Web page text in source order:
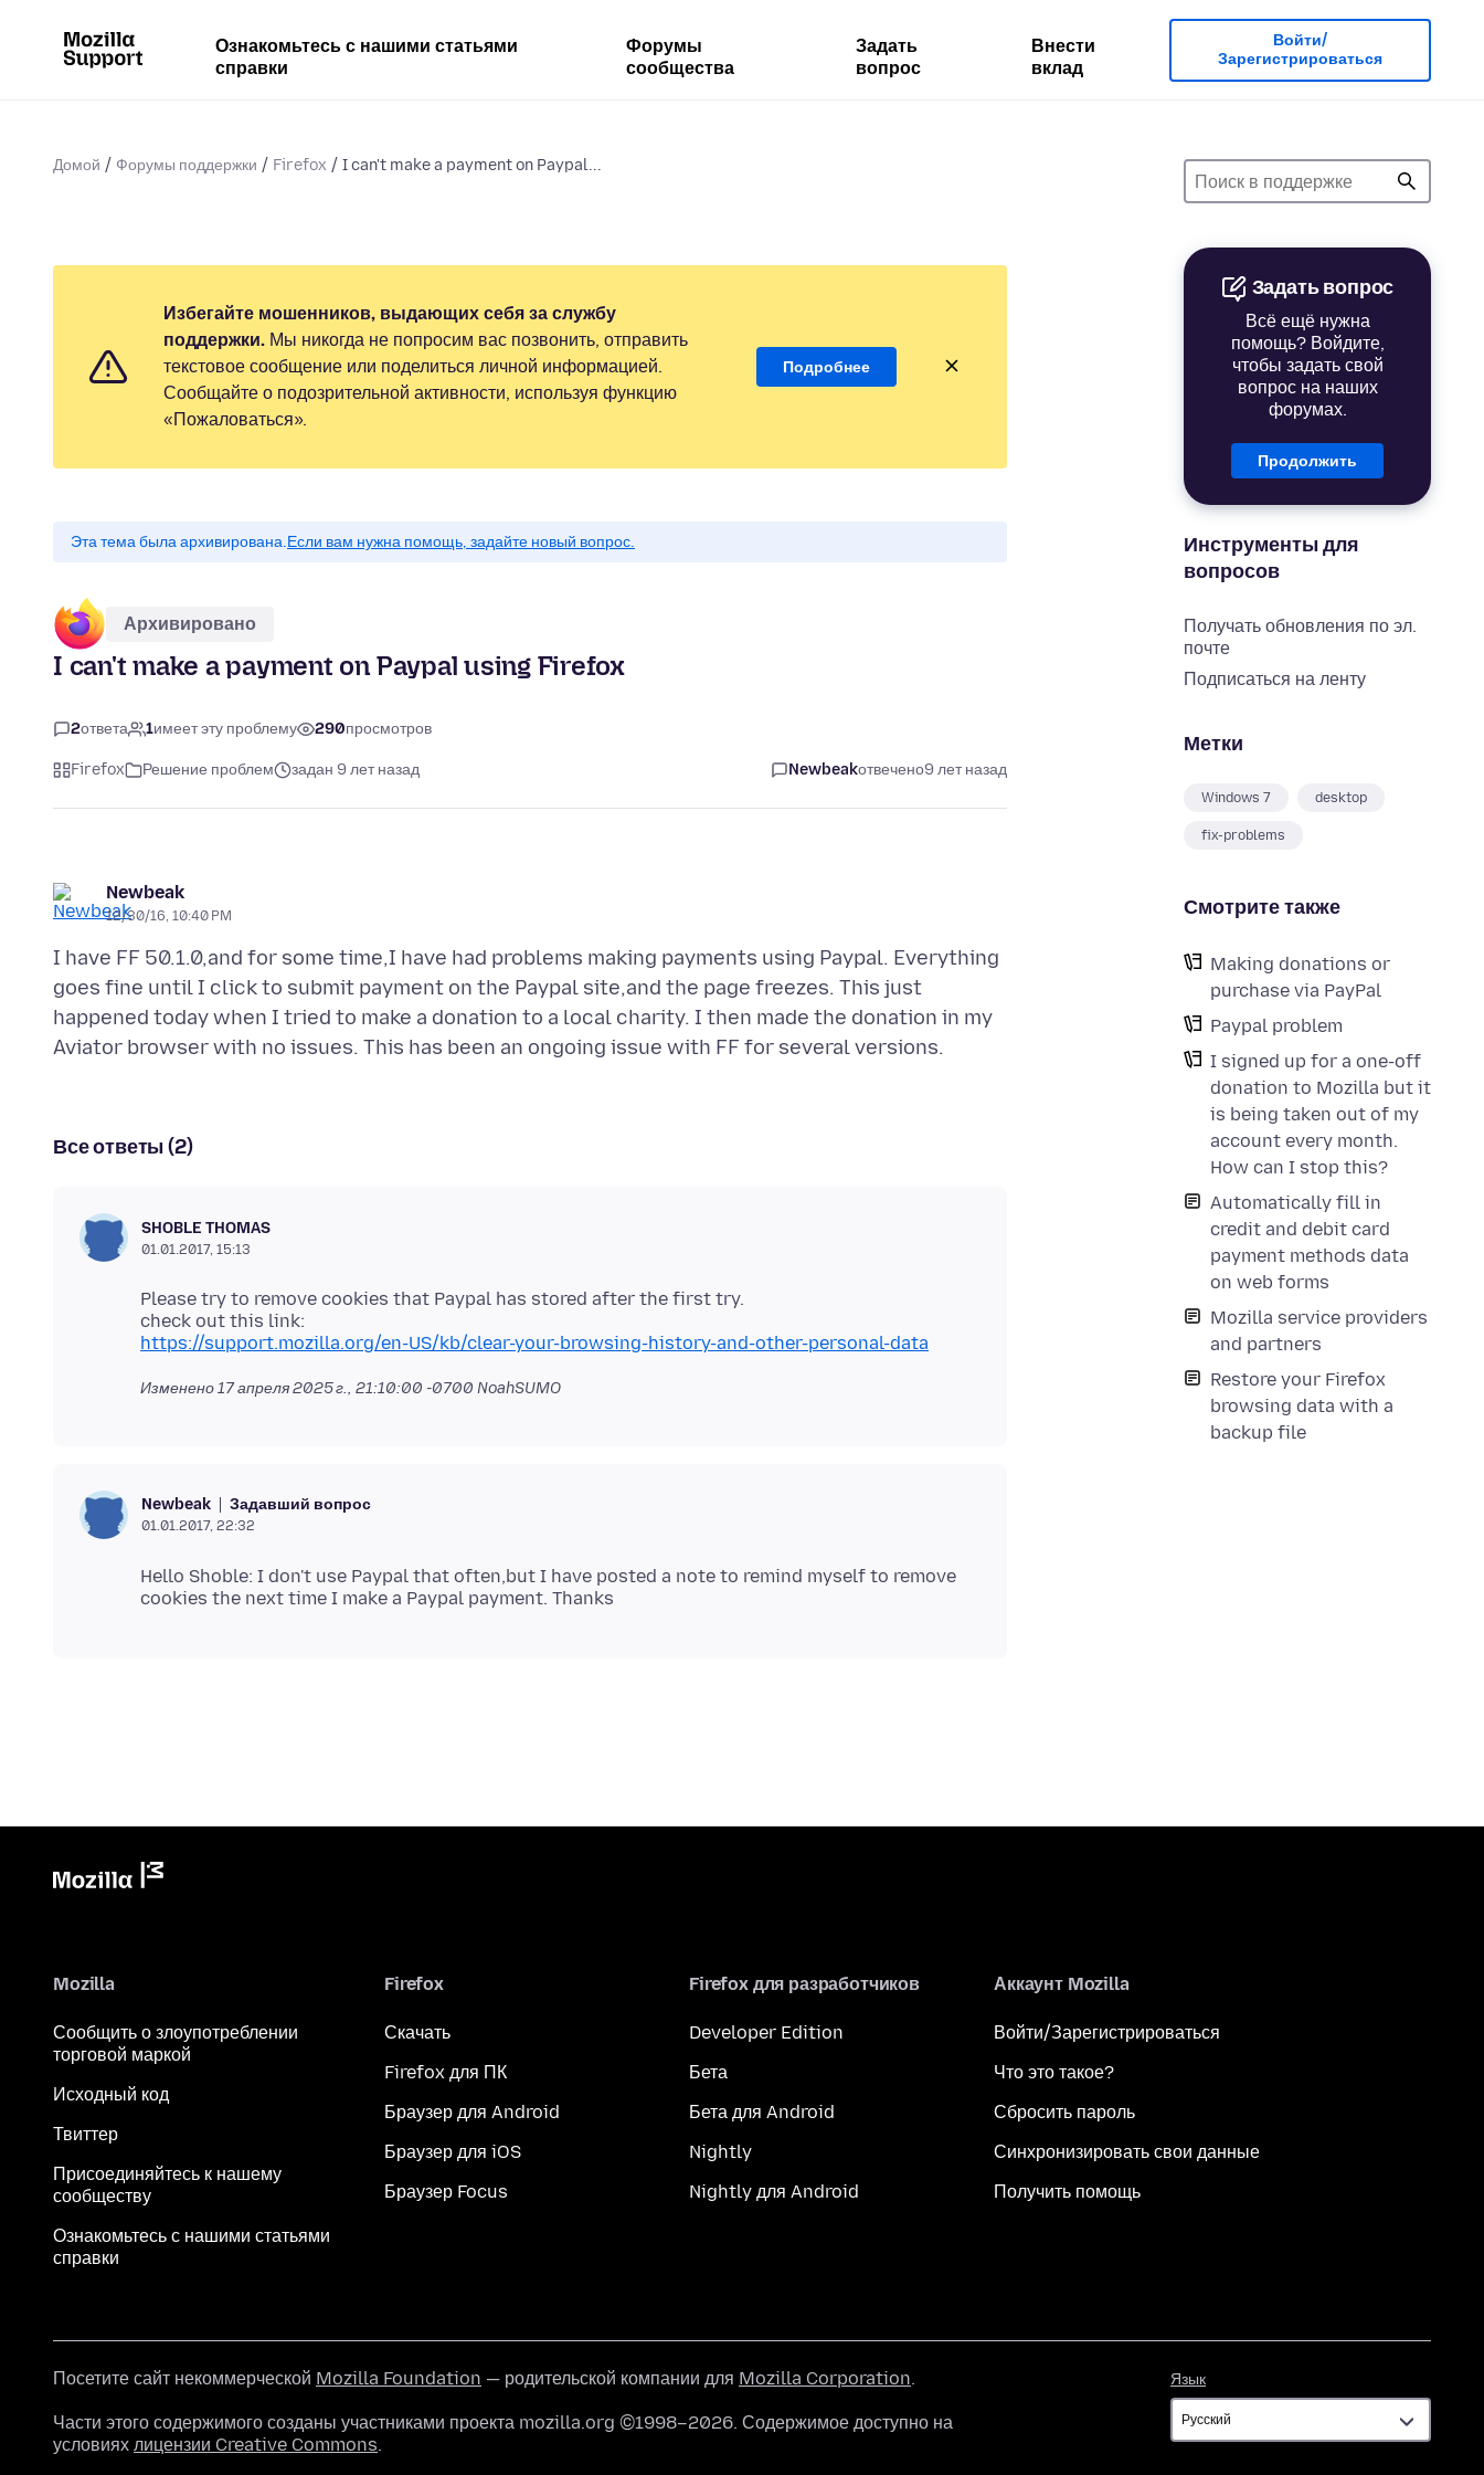
Ознакомьтесь с нашими статьями
справки
Форумы
сообщества
Задать
вопрос
Внести
вклад
Войти/
Зарегистрироваться
Домой Форумы поддержки Firefox I can't make a payment on Paypal...
Задать вопрос
Всё ещё нужна
помощь? Войдите,
чтобы задать свой
вопрос на наших
форумах.
Продолжить
Инструменты для
вопросов
Получать обновления по эл.
почте
Подписаться на ленту
Метки
Windows 7 desktop
fix-problems
Смотрите также
Making donations or
purchase via PayPal
Paypal problem
I signed up for a one-off
donation to Mozilla but it
is being taken out of my
account every month.
How can I stop this?
Automatically fill in
credit and debit card
payment methods data
on web forms
Mozilla service providers
and partners
Restore your Firefox
browsing data with a
backup file
Избегайте мошенников, выдающих себя за службу
поддержки. Мы никогда не попросим вас позвонить, отправить
текстовое сообщение или поделиться личной информацией.
Сообщайте о подозрительной активности, используя функцию
«Пожаловаться».
Подробнее
Эта тема была архивирована.Если вам нужна помощь, задайте новый вопрос.
Архивировано
I can't make a payment on Paypal using Firefox
2ответа 1имеет эту проблему 290просмотров
Firefox Решение проблем задан 9 лет назад Newbeakотвечено9 лет назад
Newbeak
12/30/16, 10:40 PM
I have FF 50.1.0,and for some time,I have had problems making payments using Paypal. Everything
goes fine until I click to submit payment on the Paypal site,and the page freezes. This just
happened today when I tried to make a donation to a local charity. I then made the donation in my
Все ответы (2)
SHOBLE THOMAS
01.01.2017, 15:13
Please try to remove cookies that Paypal has stored after the first try.
https://support.mozilla.org/en-US/kb/clear-your-browsing-history-and-other-personal-data
Изменено17 апреля 2025 г., 21:10:00 -0700 NoahSUMO
Newbeak Задавший вопрос
01.01.2017, 22:32
Hello Shoble: I don't use Paypal that often,but I have posted a note to remind myself to remove
Mozilla
Сообщить о злоупотреблении
торговой маркой
Исходный код
Твиттер
Присоединяйтесь к нашему
сообществу
Ознакомьтесь с нашими статьями
справки
Firefox
Скачать
Firefox для ПК
Браузер для Android
Браузер для iOS
Браузер Focus
Firefox для разработчиков
Developer Edition
Бета
Бета для Android
Nightly
Nightly для Android
Аккаунт Mozilla
Войти/Зарегистрироваться
Что это такое?
Сбросить пароль
Синхронизировать свои данные
Получить помощь
Язык
Посетите сайт некоммерческой Mozilla Foundation — родительской компании для Mozilla Corporation.
Части этого содержимого созданы участниками проекта mozilla.org ©1998–2026. Содержимое доступно на
условиях лицензии Creative Commons.